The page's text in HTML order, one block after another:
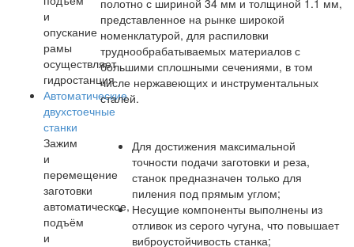
и
опускание
рамы
осуществляет
гидростанция
Автоматические
двухстоечные
станки
Зажим
и
перемещение
заготовки
автоматическое,
подъём
и
полотно с шириной 34 мм и толщиной 1.1 мм,
представленное на рынке широкой
номенклатурой, для распиловки
труднообрабатываемых материалов с
большими сплошными сечениями, в том
числе нержавеющих и инструментальных
сталей.
Для достижения максимальной
точности подачи заготовки и реза,
станок предназначен только для
пиления под прямым углом;
Несущие компоненты выполнены из
отливок из серого чугуна, что повышает
виброустойчивость станка;